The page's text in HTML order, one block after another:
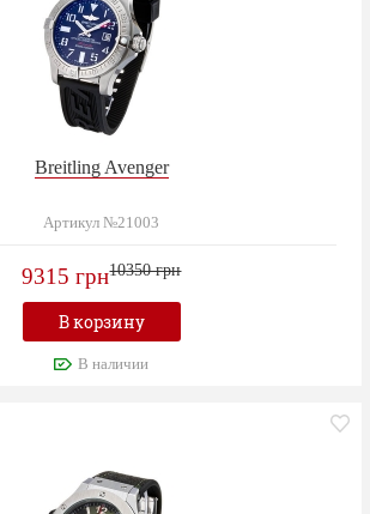
Breitling Avenger
Артикул №21003
9315 грн10350 грн
В корзину
В наличии